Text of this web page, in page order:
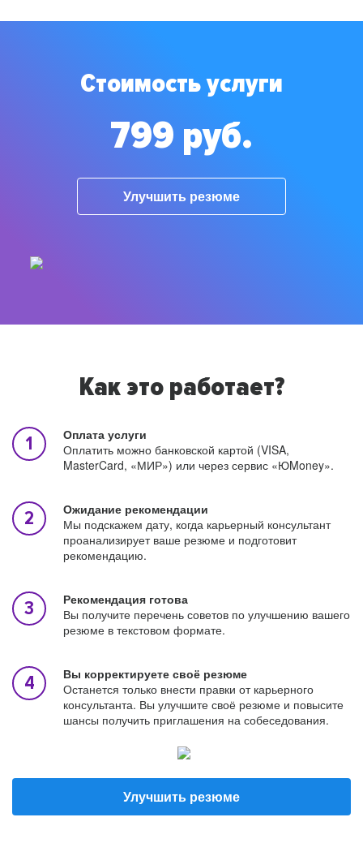
Стоимость услуги
799 руб.
Улучшить резюме
Как это работает?
Оплата услуги
Оплатить можно банковской картой (VISA,
MasterCard, «МИР») или через сервис «ЮMoney».
Ожидание рекомендации
Мы подскажем дату, когда карьерный консультант
проанализирует ваше резюме и подготовит
рекомендацию.
Рекомендация готова
Вы получите перечень советов по улучшению вашего
резюме в текстовом формате.
Вы корректируете своё резюме
Останется только внести правки от карьерного
консультанта. Вы улучшите своё резюме и повысите
шансы получить приглашения на собеседования.
Улучшить резюме